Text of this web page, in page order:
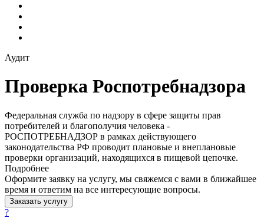
Аудит
Проверка Роспотребнадзора
Федеральная служба по надзору в сфере защиты прав
потребителей и благополучия человека -
РОСПОТРЕБНАДЗОР в рамках действующего
законодательства РФ проводит плановые и внеплановые
проверки организаций, находящихся в пищевой цепочке.
Подробнее
Оформите заявку на услугу, мы свяжемся с вами в ближайшее
время и ответим на все интересующие вопросы.
Заказать услугу
?